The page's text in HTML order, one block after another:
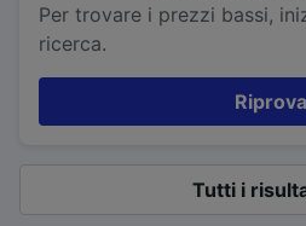
Per trovare i prezzi bassi,
ricerca.
Riprova
Tutti i